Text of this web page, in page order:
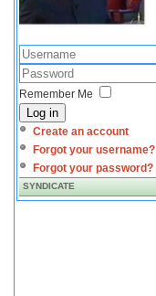
Remember Me
Log in
Create an account
Forgot your username?
Forgot your password?
SYNDICATE